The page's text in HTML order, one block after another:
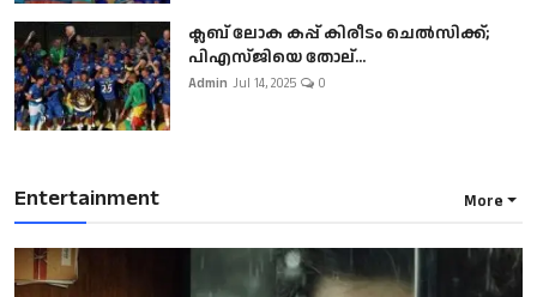
ക്ലബ് ലോക കപ്പ് കിരീടം ചെല്‍സിക്ക്;
പിഎസ്ജിയെ തോല്...
Admin Jul 14, 2025 0
Entertainment More